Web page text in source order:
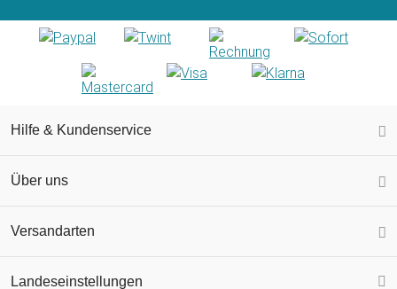
Hilfe & Kundenservice
Über uns
Versandarten
Landeseinstellungen